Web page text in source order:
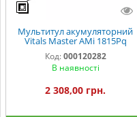
Мультитул акумуляторний
Vitals Master AMi 1815Pq
SmartLine
Код: 000120282
В наявності
2 308,00 грн.